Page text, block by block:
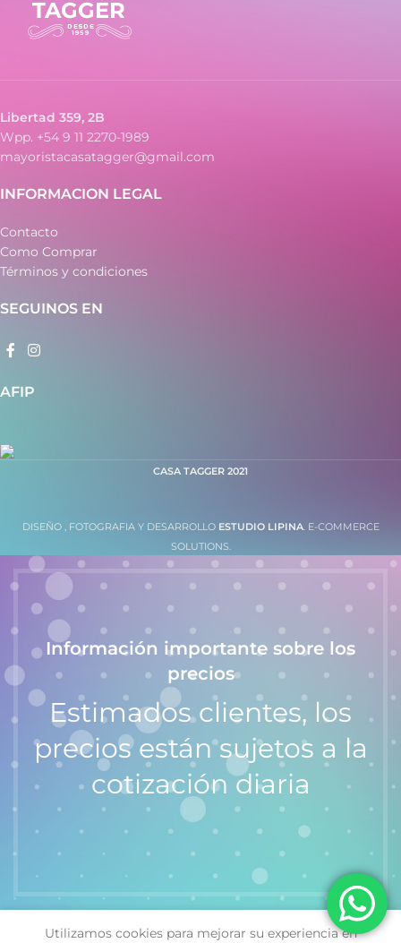
Libertad 359, 2B
Wpp. +54 9 11 2270-1989
mayoristacasatagger@gmail.com
INFORMACION LEGAL
Contacto
Como Comprar
Términos y condiciones
SEGUINOS EN
AFIP
CASA TAGGER 2021
DISEÑO , FOTOGRAFIA Y DESARROLLO ESTUDIO LIPINA. E-COMMERCE
SOLUTIONS.
Información importante sobre los
precios
Estimados clientes, los
precios están sujetos a la
cotización diaria
Utilizamos cookies para mejorar su experiencia en